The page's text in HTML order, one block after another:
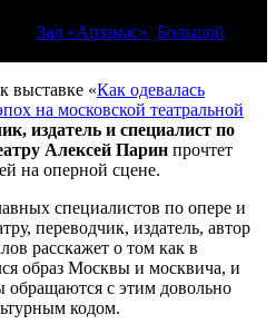
Зал «Арзамас» Большой
выставке «Как одевалась
на московской театральной
издатель и специалист по
Алексей Парин прочтет
на оперной сцене.
специалистов по опере и
переводчик, издатель, автор
расскажет о том как в
образ Москвы и москвича, и
обращаются с этим довольно
кодом.